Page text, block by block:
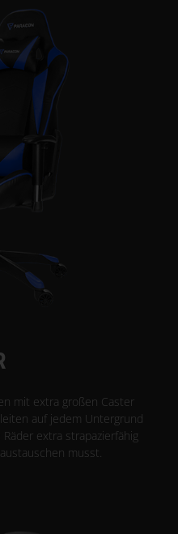
mit extra großen Caster
auf jedem Untergrund
extra strapazierfähig
musst.